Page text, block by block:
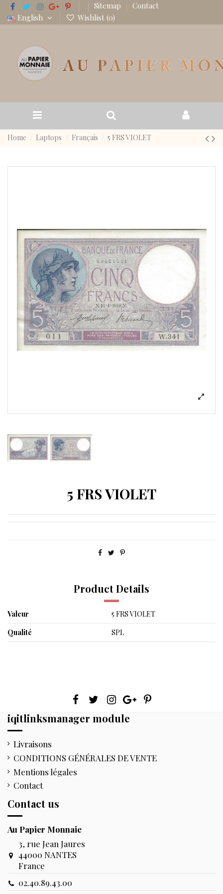
Sitemap
Contact
English
Wishlist (0)
Home Laptops Français 5 FRS VIOLET
5 FRS VIOLET
Product Details
Valeur
5 FRS VIOLET
Qualité
SPL
iqitlinksmanager module
Livraisons
CONDITIONS GÉNÉRALES DE VENTE
Mentions légales
Contact
Contact us
Au Papier Monnaie
3, rue Jean Jaures
44000 NANTES
France
02.40.89.43.00